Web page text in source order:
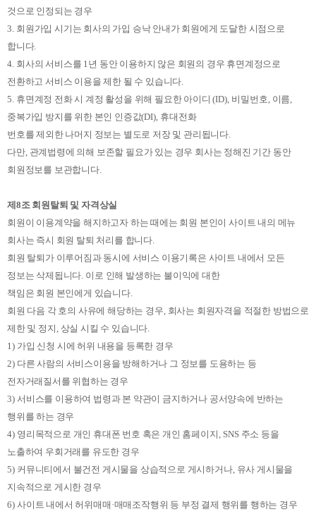
것으로 인정되는 경우
3. 회원가입 시기는 회사의 가입 승낙 안내가 회원에게 도달한 시점으로
합니다.
4. 회사의 서비스를 1년 동안 이용하지 않은 회원의 경우 휴면계정으로
전환하고 서비스 이용을 제한 될 수 있습니다.
5. 휴면계정 전화 시 계정 활성을 위해 필요한 아이디(ID), 비밀번호, 이름,
중복가입 방지를 위한 본인 인증값(DI), 휴대전화
번호를 제외한 나머지 정보는 별도로 저장 및 관리됩니다.
다만, 관계법령에 의해 보존할 필요가 있는 경우 회사는 정해진 기간 동안
회원정보를 보관합니다.
제 8조 회원탈퇴 및 자격상실
회원이 이용계약을 해지하고자 하는 때에는 회원 본인이 사이트 내의 메뉴
회사는 즉시 회원 탈퇴 처리를 합니다.
회원 탈퇴가 이루어짐과 동시에 서비스 이용기록은 사이트 내에서 모든
정보는 삭제됩니다. 이로 인해 발생하는 불이익에 대한
책임은 회원 본인에게 있습니다.
회원 다음 각 호의 사유에 해당하는 경우, 회사는 회원자격을 적절한 방법으로
제한 및 정지 , 상실 시킬 수 있습니다.
1) 가입 신청 시에 허위 내용을 등록한 경우
2) 다른 사람의 서비스이용을 방해하거나 그 정보를 도용하는 등
전자거래질서를 위협하는 경우
3) 서비스를 이용하여 법령과 본 약관이 금지하거나 공서양속에 반하는
행위를 하는 경우
4) 영리목적으로 개인 휴대폰 번호 혹은 개인 홈페이지 , SNS 주소 등을
노출하여 우회거래를 유도한 경우
5) 커뮤니티에서 불건전 게시물을 상습적으로 게시하거나, 유사 게시물을
지속적으로 게시한 경우
6) 사이트 내에서 허위매매 ·매매조작행위 등 부정 결제 행위를 행하는 경우